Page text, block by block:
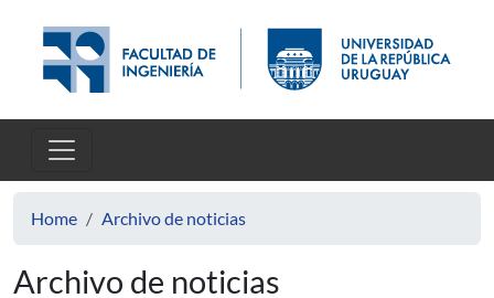
Home Archivo de noticias
Archivo de noticias